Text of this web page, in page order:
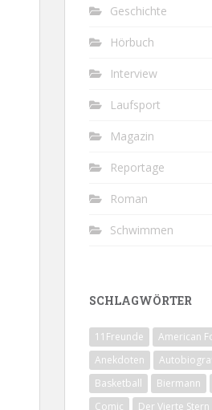
Geschichte
Hörbuch
Interview
Laufsport
Magazin
Reportage
Roman
Schwimmen
SCHLAGWÖRTER
11Freunde American
Anekdoten
Basketball
Biermann
Comic
Der Vierte Stern